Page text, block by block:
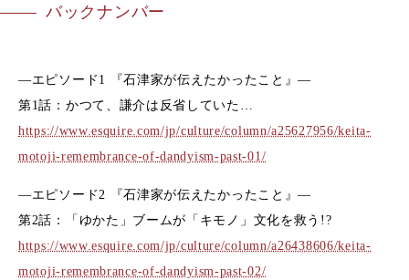
バックナンバー
―エピソード1 『石津家が伝えたかったこと』―
第1話：かつて、謙介は反省していた…
https://www.esquire.com/jp/culture/column/a25627956/keita-
motoji-remembrance-of-dandyism-past-01/
―エピソード2 『石津家が伝えたかったこと』―
第2話：「ゆかた」ブームが「キモノ」文化を救う!?
https://www.esquire.com/jp/culture/column/a26438606/keita-
motoji-remembrance-of-dandyism-past-02/